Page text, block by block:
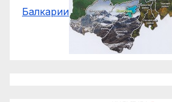
Балкарии